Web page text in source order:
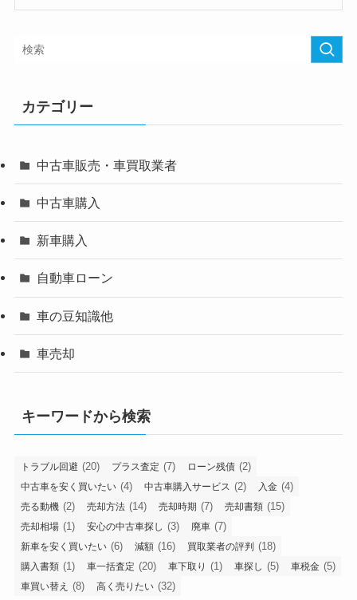
カテゴリー
中古車販売・車買取業者
中古車購入
新車購入
自動車ローン
車の豆知識他
車売却
キーワードから検索
トラブル回避 (20) プラス査定 (7) ローン残債 (2)
中古車を安く買いたい (4) 中古車購入サービス (2) 入金 (4)
売る動機 (2) 売却方法 (14) 売却時期 (7) 売却書類 (15)
売却相場 (1) 安心の中古車探し (3) 廃車 (7)
新車を安く買いたい (6) 減額 (16) 買取業者の評判 (18)
購入書類 (1) 車一括査定 (20) 車下取り (1) 車探し (5) 車税金 (5)
車買い替え (8) 高く売りたい (32)